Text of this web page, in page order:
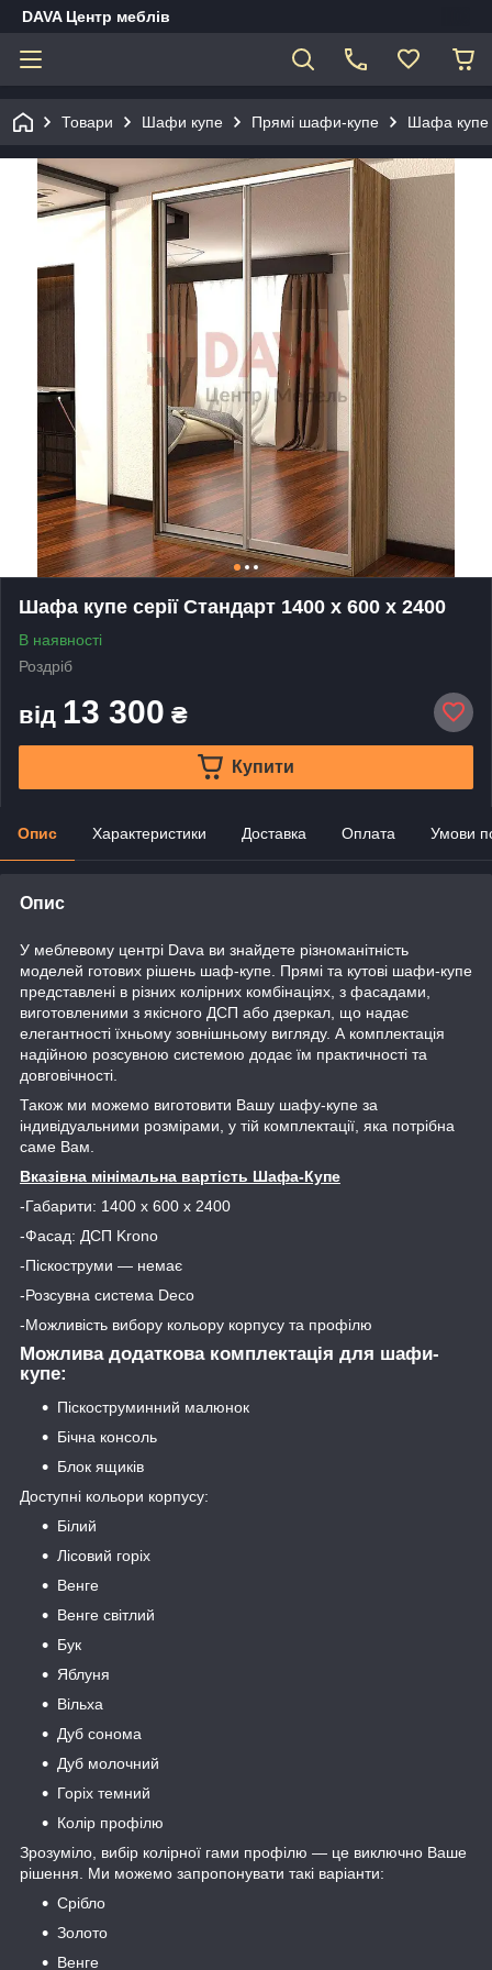
DAVA Центр меблів
Товари Шафи купе Прямі шафи-купе Шафа купе
Шафа купе серії Стандарт 1400 х 600 х 2400
В наявності
Роздріб
від 13 300 ₴
Купити
Опис Характеристики Доставка Оплата Умови
Опис
У меблевому центрі Dava ви знайдете різноманітність
моделей готових рішень шаф-купе. Прямі та кутові шафи-купе
представлені в різних колірних комбінаціях, з фасадами,
виготовленими з якісного ДСП або дзеркал, що надає
елегантності їхньому зовнішньому вигляду. А комплектація
надійною розсувною системою додає їм практичності та
довговічності.
Також ми можемо виготовити Вашу шафу-купе за
індивідуальними розмірами, у тій комплектації, яка потрібна
саме Вам.
Вказівна мінімальна вартість Шафа-Купе
-Габарити: 1400 х 600 х 2400
-Фасад: ДСП Krono
-Піскоструми — немає
-Розсувна система Deco
-Можливість вибору кольору корпусу та профілю
Можлива додаткова комплектація для шафи-
купе:
Піскоструминний малюнок
Бічна консоль
Блок ящиків
Доступні кольори корпусу:
Білий
Лісовий горіх
Венге
Венге світлий
Бук
Яблуня
Вільха
Дуб сонома
Дуб молочний
Горіх темний
Колір профілю
Зрозуміло, вибір колірної гами профілю — це виключно Ваше
рішення. Ми можемо запропонувати такі варіанти:
Срібло
Золото
Венге